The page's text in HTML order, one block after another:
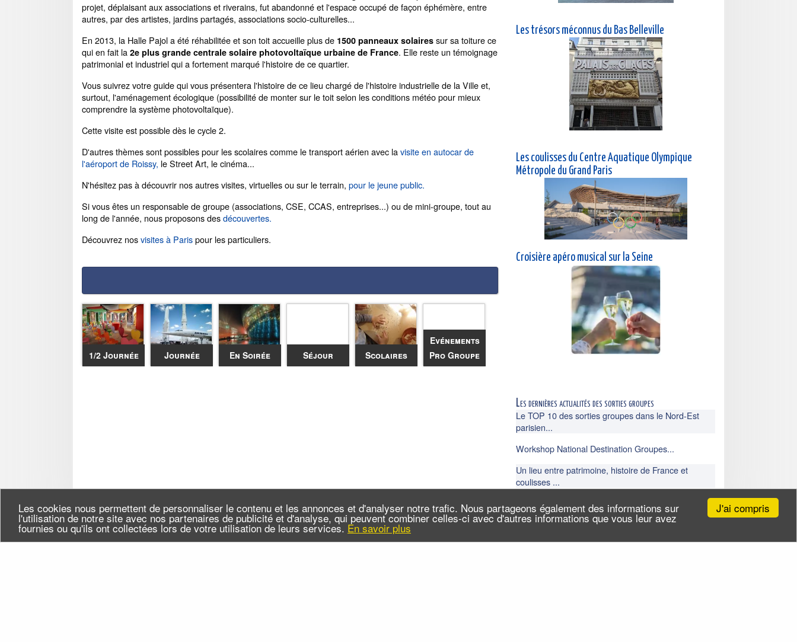
J'ai compris
Les cookies nous permettent de personnaliser le contenu et les annonces et d'analyser notre trafic. Nous partageons également des informations sur
l'utilisation de notre site avec nos partenaires de publicité et d'analyse, qui peuvent combiner celles-ci avec d'autres informations que vous leur avez
fournies ou qu'ils ont collectées lors de votre utilisation de leurs services. En savoir plus
projet, déplaisant aux associations et riverains, fut abandonné et l'espace occupé de façon éphémère, entre
autres, par des artistes, jardins partagés, associations socio-culturelles...
En 2013, la Halle Pajol a été réhabilitée et son toit accueille plus de 1500 panneaux solaires sur sa toiture ce
qui en fait la 2e plus grande centrale solaire photovoltaïque urbaine de France. Elle reste un témoignage
patrimonial et industriel qui a fortement marqué l'histoire de ce quartier.
Vous suivrez votre guide qui vous présentera l'histoire de ce lieu chargé de l'histoire industrielle de la Ville et,
surtout, l'aménagement écologique (possibilité de monter sur le toit selon les conditions météo pour mieux
comprendre la système photovoltaïque).
Cette visite est possible dès le cycle 2.
D'autres thèmes sont possibles pour les scolaires comme le transport aérien avec lavisite en autocar de
l'aéroport de Roissy, le Street Art, le cinéma...
N'hésitez pas à découvrir nos autres visites, virtuelles ou sur le terrain, pour le jeune public.
Si vous êtes un responsable de groupe (associations, CSE, CCAS, entreprises...) ou de mini-groupe, tout au
long de l'année, nous proposons desdécouvertes.
Découvrez nosvisites à Parispour les particuliers.
1/2 Journée Journée En Soirée Séjour Scolaires
Evénements
Pro Groupe
Les trésors méconnus du Bas Belleville
Les coulisses du Centre Aquatique Olympique
Métropole du Grand Paris
Croisière apéro musical sur la Seine
Les dernières actualités des sorties groupes
Le TOP 10 des sorties groupes dans le Nord-Est
parisien...
Workshop National Destination Groupes...
Un lieu entre patrimoine, histoire de France et
coulisses ...
Toutes nos actualités